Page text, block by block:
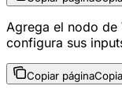
Agrega el nodo de
configura sus
Copiar página